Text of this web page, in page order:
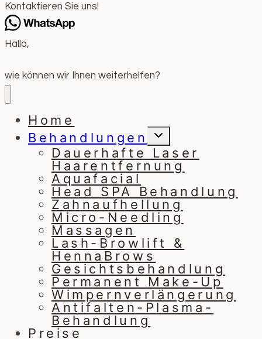
Kontaktieren Sie uns!
Hallo,
wie können wir Ihnen weiterhelfen?
Home
Behandlungen
Untermenü
Dauerhafte Laser
Haarentfernung
Aquafacial
Head SPA Behandlung
Zahnaufhellung
Micro-Needling
Massagen
Lash-Browlift &
HennaBrows
Gesichtsbehandlung
Permanent Make-Up
Wimpernverlängerung
Antifalten-Plasma-
Behandlung
Preise